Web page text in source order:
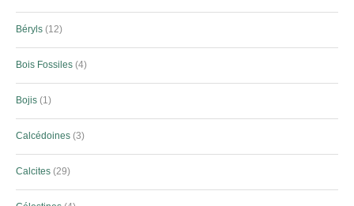
Béryls 12
Bois Fossiles 4
Bojis 1
Calcédoines 3
Calcites 29